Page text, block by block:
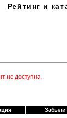
Рейтинг и
не доступна.
Забыли